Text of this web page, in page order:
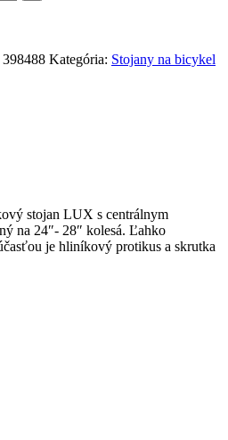
398488 Kategória: Stojany na bicykel
stojan LUX s centrálnym
na 24″- 28″ kolesá. Ľahko
je hliníkový protikus a skrutka